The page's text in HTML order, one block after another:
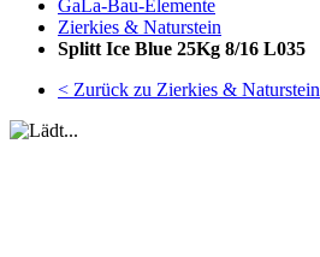
GaLa-Bau-Elemente
Zierkies & Naturstein
Splitt Ice Blue 25Kg 8/16 L035
< Zurück zu Zierkies & Naturstein